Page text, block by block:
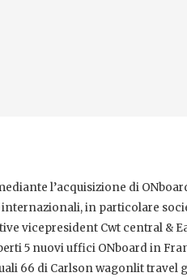
l’acquisizione di
in particolare
vicepresident Cwt central &
5 nuovi uffici ONboard in
66 di Carlson wagonlit travel